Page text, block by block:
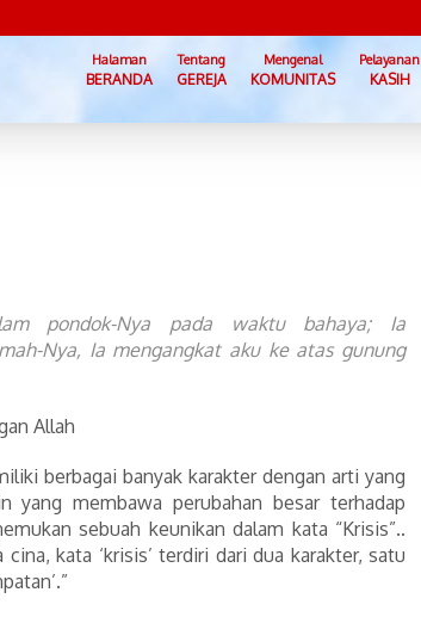
Halaman
BERANDA
Tentang
GEREJA
Mengenal
KOMUNITAS
Pelayanan
KASIH
pondok-Nya pada waktu bahaya; Ia
Nya, Ia mengangkat aku ke atas gunung
Allah
berbagai banyak karakter dengan arti yang
yang membawa perubahan besar terhadap
sebuah keunikan dalam kata “Krisis”..
kata ‘krisis’ terdiri dari dua karakter, satu